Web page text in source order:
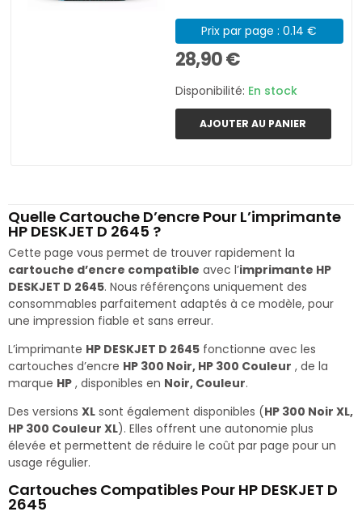
Prix par page : 0.14 €
28,90 €
Disponibilité: En stock
AJOUTER AU PANIER
Quelle Cartouche D’encre Pour L’imprimante
HP DESKJET D 2645 ?
Cette page vous permet de trouver rapidement la
cartouche d’encre compatible avec l’imprimante HP
DESKJET D 2645. Nous référençons uniquement des
consommables parfaitement adaptés à ce modèle, pour
une impression fiable et sans erreur.
L’imprimante HP DESKJET D 2645 fonctionne avec les
cartouches d’encre HP 300 Noir, HP 300 Couleur , de la
marque HP , disponibles en Noir, Couleur.
Des versions XL sont également disponibles (HP 300 Noir XL,
HP 300 Couleur XL). Elles offrent une autonomie plus
élevée et permettent de réduire le coût par page pour un
usage régulier.
Cartouches Compatibles Pour HP DESKJET D
2645